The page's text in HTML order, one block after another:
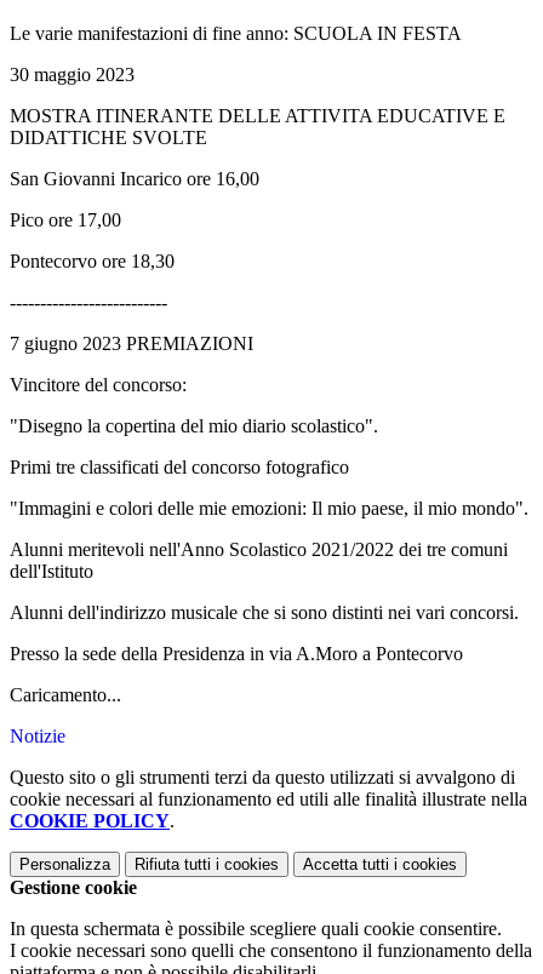
Le varie manifestazioni di fine anno: SCUOLA IN FESTA
30 maggio 2023
MOSTRA ITINERANTE DELLE ATTIVITA EDUCATIVE E
DIDATTICHE SVOLTE
San Giovanni Incarico ore 16,00
Pico ore 17,00
Pontecorvo ore 18,30
--------------------------
7 giugno 2023 PREMIAZIONI
Vincitore del concorso:
"Disegno la copertina del mio diario scolastico".
Primi tre classificati del concorso fotografico
"Immagini e colori delle mie emozioni: Il mio paese, il mio mondo".
Alunni meritevoli nell'Anno Scolastico 2021/2022 dei tre comuni
dell'Istituto
Alunni dell'indirizzo musicale che si sono distinti nei vari concorsi.
Presso la sede della Presidenza in via A.Moro a Pontecorvo
Caricamento...
Notizie
Questo sito o gli strumenti terzi da questo utilizzati si avvalgono di
cookie necessari al funzionamento ed utili alle finalità illustrate nella
COOKIE POLICY.
Personalizza Rifiuta tutti i cookies Accetta tutti i cookies
Gestione cookie
In questa schermata è possibile scegliere quali cookie consentire.
I cookie necessari sono quelli che consentono il funzionamento della